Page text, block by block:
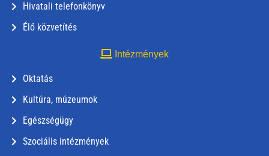
Hivatali telefonkönyv
Élő közvetítés
Intézmények
Oktatás
Kultúra, múzeumok
Egészségügy
Szociális intézmények